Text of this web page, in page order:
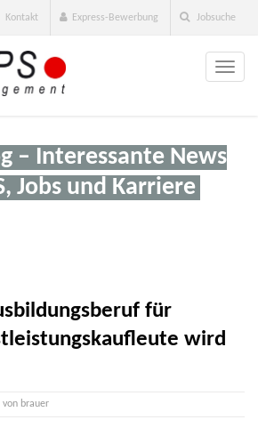
Kontakt Express-Bewerbung Jobsuche
Toggle
– Interessante News
Jobs und Karriere
für
wird
von brauer